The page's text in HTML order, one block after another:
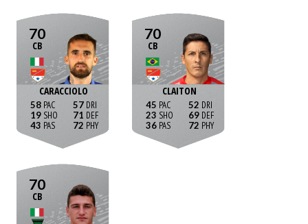
70
CB
CARACCIOLO
58
19
43
57
71
72
70
CB
CLAITON
45
23
36
52
69
72
70
CB